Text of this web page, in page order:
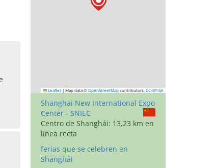
Leaflet | Map data © OpenStreetMap contributors, CC-BY-SA
Shanghai New International Expo
Center - SNIEC
Centro de Shanghái: 13,23 km en
línea recta
ferias que se celebren en
Shanghái